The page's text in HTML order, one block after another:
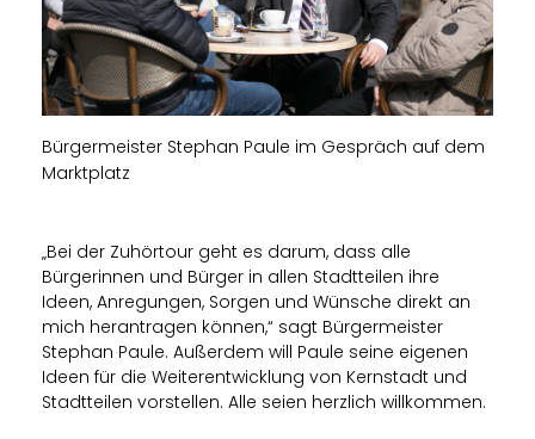
Bürgermeister Stephan Paule im Gespräch auf dem
Marktplatz
Bei der Zuhörtour geht es darum, dass alle
Bürgerinnen und Bürger in allen Stadtteilen ihre
Ideen, Anregungen, Sorgen und Wünsche direkt an
mich herantragen können,“ sagt Bürgermeister
Stephan Paule. Außerdem will Paule seine eigenen
Ideen für die Weiterentwicklung von Kernstadt und
Stadtteilen vorstellen. Alle seien herzlich willkommen.